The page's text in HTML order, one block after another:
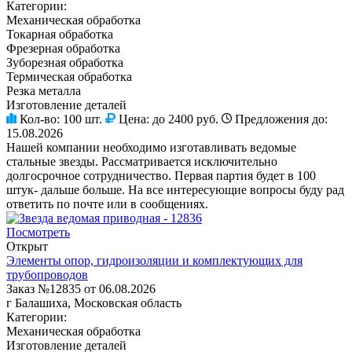
Категории:
Механическая обработка
Токарная обработка
Фрезерная обработка
Зуборезная обработка
Термическая обработка
Резка металла
Изготовление деталей
Кол-во: 100 шт. Цена: до 2400 руб.
Предложения до:
15.08.2026
Нашей компании необходимо изготавливать ведомые
стальные звезды. Рассматривается исключительно
долгосрочное сотрудничество. Первая партия будет в 100
штук- дальше больше. На все интересующие вопросы буду рад
ответить по почте или в сообщениях.
Посмотреть
Открыт
Элементы опор, гидроизоляции и комплектующих для
трубопроводов
Заказ №12835 от 06.08.2026
г Балашиха, Московская область
Категории:
Механическая обработка
Изготовление деталей